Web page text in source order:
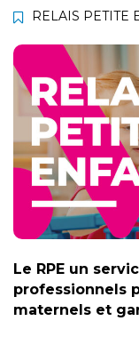
RELAIS PETITE
Le RPE un
professionnels
maternels et